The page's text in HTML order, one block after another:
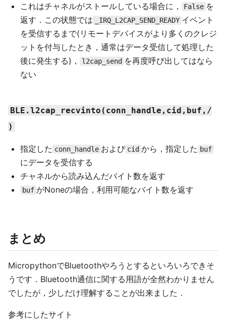
これはチャネルがストールしている場合に，
False を
返す．この状態では
_IRQ_L2CAP_SEND_READY イベント
を受信するまで(リモートデバイスがより多くのクレジ
ットを付与したとき，通常はデータ受信して処理した
後に発生する)，
l2cap_send を再度呼び出してはなら
ない
BLE.l2cap_recvinto(conn_handle,cid,buf,/
)
指定した conn_handle および cid から，指定した buf
にデータを受信する
チャネルから読み込んだバイト数を返す
buf がNoneの場合，利用可能なバイト数を返す
まとめ
MicropythonでBluetoothやろうとするといろいろできそ
うです．Bluetooth通信に関する用語が全然わかりません
でしたが，少しだけ理解することが出来ました．
参考にしたサイト